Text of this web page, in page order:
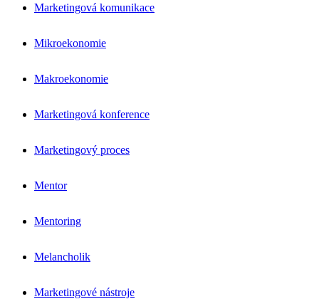
Marketingová komunikace
Mikroekonomie
Makroekonomie
Marketingová konference
Marketingový proces
Mentor
Mentoring
Melancholik
Marketingové nástroje